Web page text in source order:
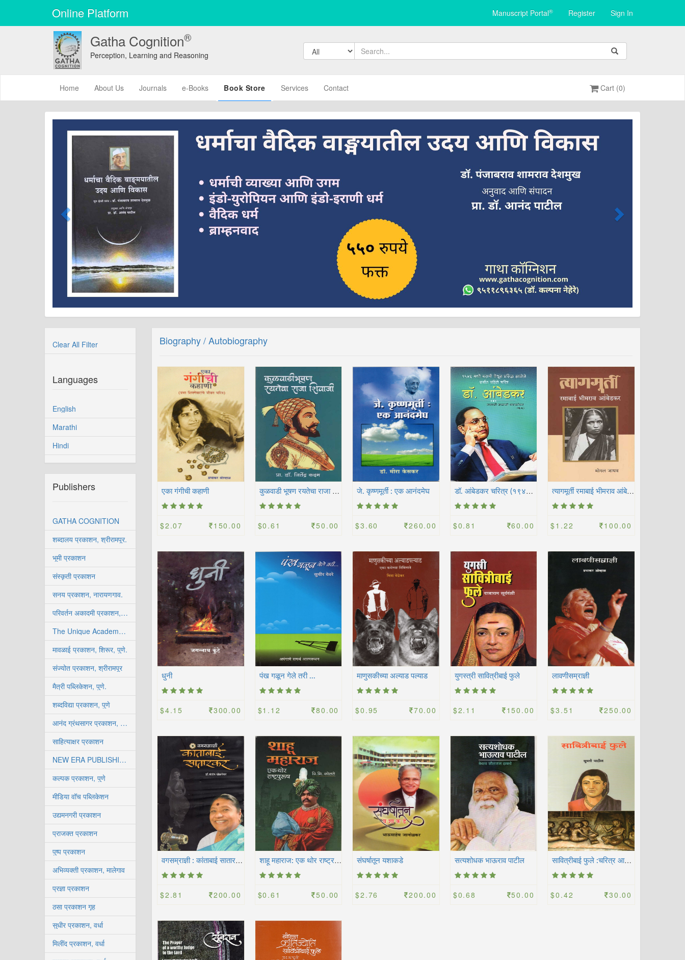
Online Platform Manuscript Portal® Register Sign In
Gatha Cognition®
Perception, Learning and Reasoning
Home (current)About Us Journals e-Books Book Store Services Contact Cart (0)
Clear All Filter
Languages
English
Marathi
Hindi
Publishers
GATHA COGNITION
शब्दालय प्रकाशन, श्रीरामपूर.
भूमी प्रकाशन
संस्कृती प्रकाशन
सनय प्रकाशन, नारायणगाव.
परिवर्तन अकादमी प्रकाशन, सोलापूर
The Unique Academy, Pune.
मावळाई प्रकाशन, शिरूर, पुणे.
संज्योत प्रकाशन, श्रीरामपूर
मैत्री पब्लिकेशन, पुणे.
शब्दविद्या प्रकाशन, पुणे
आनंद ग्रंथसागर प्रकाशन, कोल्हापूर
साहित्याक्षर प्रकाशन
NEW ERA PUBLISHING HOUSE
कल्पक प्रकाशन, पुणे
मीडिया वॉच पब्लिकेशन
उद्यमनगरी प्रकाशन
प्राजक्त प्रकाशन
पुष्प प्रकाशन
अभिव्यक्ती प्रकाशन, मालेगाव
प्रज्ञा प्रकाशन
ठसा प्रकाशन गृह
सुधीर प्रकाशन, वर्धा
मिलींद प्रकाशन, वर्धा
Biography / Autobiography
एका गंगीची कहाणी
$2.07 150.00
क
ुळवाडी भूषण रयतेचा राजा शिवाजी
$0.61 50.00
जे. कृष्णमूर्ती : एक आनंदमेघ
$3.60 260.00
ड
ॉ. आंबेडकर चरित्र (१९४६ मध्ये कराची येथून प्रसिद्ध झालेले सर्वात पहिले चरित्र)
$0.81 60.00
त
्यागमूर्ती रमाबाई भीमराव आंबेडकर
$1.22 100.00
धुनी
$4.15 300.00
पंख गळून गेले तरी ...
$1.12 80.00
माणुसकीच्या अल्याड पल्याड
$0.95 70.00
युगस्त्री सावित्रीबाई फुले
$2.11 150.00
लावणीसम्राज्ञी
$3.51 250.00
व
गसम्राज्ञी : कांताबाई सातारकर
$2.81 200.00
श
ाहू महाराज: एक थोर राष्ट्रपुरुष
$0.61 50.00
संघर्षातून यशाकडे
$2.76 200.00
सत्यशोधक भाऊराव पाटील
$0.68 50.00
स
ावित्रीबाई फुले :चरित्र आणि कार्य
$0.42 30.00